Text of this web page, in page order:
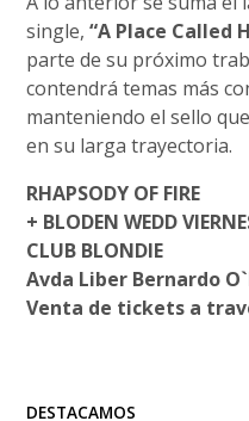
single,“A Place Called
parte de su próximo
contendrá temas más
manteniendo el sello
en su larga trayectoria.
RHAPSODY OF FIRE
+ BLODEN WEDD
CLUB BLONDIE
Avda Liber Bernardo
Venta de tickets a
DESTACAMOS